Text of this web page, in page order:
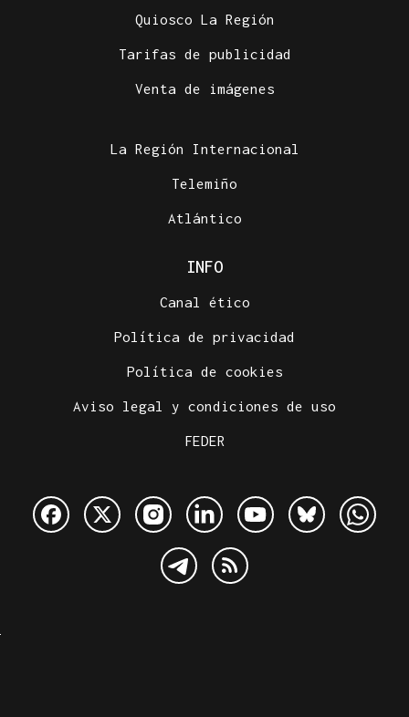
Quiosco La Región
Tarifas de publicidad
Venta de imágenes
La Región Internacional
Telemiño
Atlántico
INFO
Canal ético
Política de privacidad
Política de cookies
Aviso legal y condiciones de uso
FEDER